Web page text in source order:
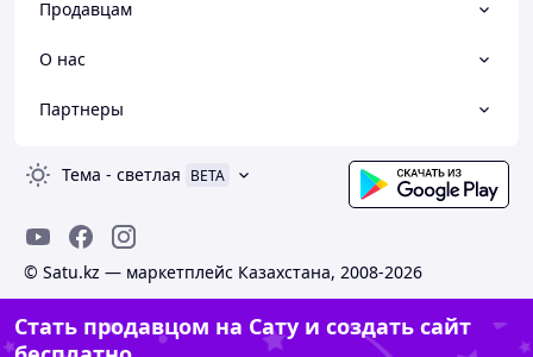
Продавцам
О нас
Партнеры
Тема - светлая BETA
© Satu.kz — маркетплейс Казахстана, 2008-2026
Стать продавцом на Сату и создать сайт